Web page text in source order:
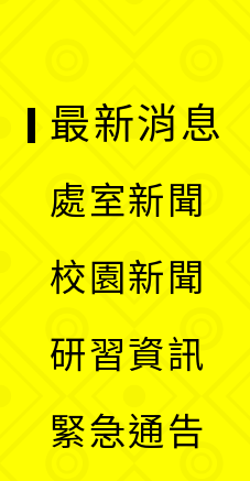
最新消息
處室新聞
校園新聞
研習資訊
緊急通告